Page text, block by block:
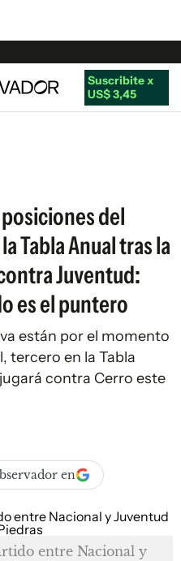
Suscribite x
US$ 3,45
del
Tabla Anual tras la
Juventud:
es el puntero
están por el momento
tercero en la Tabla
contra Cerro este
en
entre Nacional y